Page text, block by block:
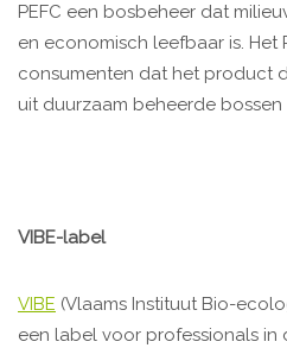
PEFC een bosbeheer dat
en economisch leefbaar is. Het
consumenten dat het product
uit duurzaam beheerde bossen
VIBE-label
VIBE (Vlaams Instituut Bio-
een label voor professionals in